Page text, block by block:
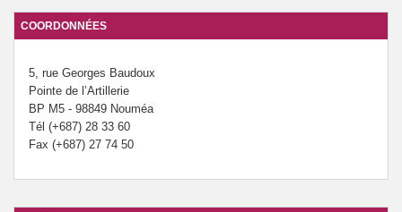
COORDONNÉES
5, rue Georges Baudoux
Pointe de l’Artillerie
BP M5 - 98849 Nouméa
Tél (+687) 28 33 60
Fax (+687) 27 74 50